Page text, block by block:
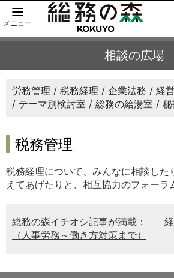
メニュー
相談の広場
労務管理 税務経理 企業法務
経
テーマ別検討室
総務の給湯室
税務管理
税務経理について、みんなに相談した
えてあげたりと、相互協力のフォーラ
総務の森イチオシ記事が満載：
（人事労務～働き方対策まで）